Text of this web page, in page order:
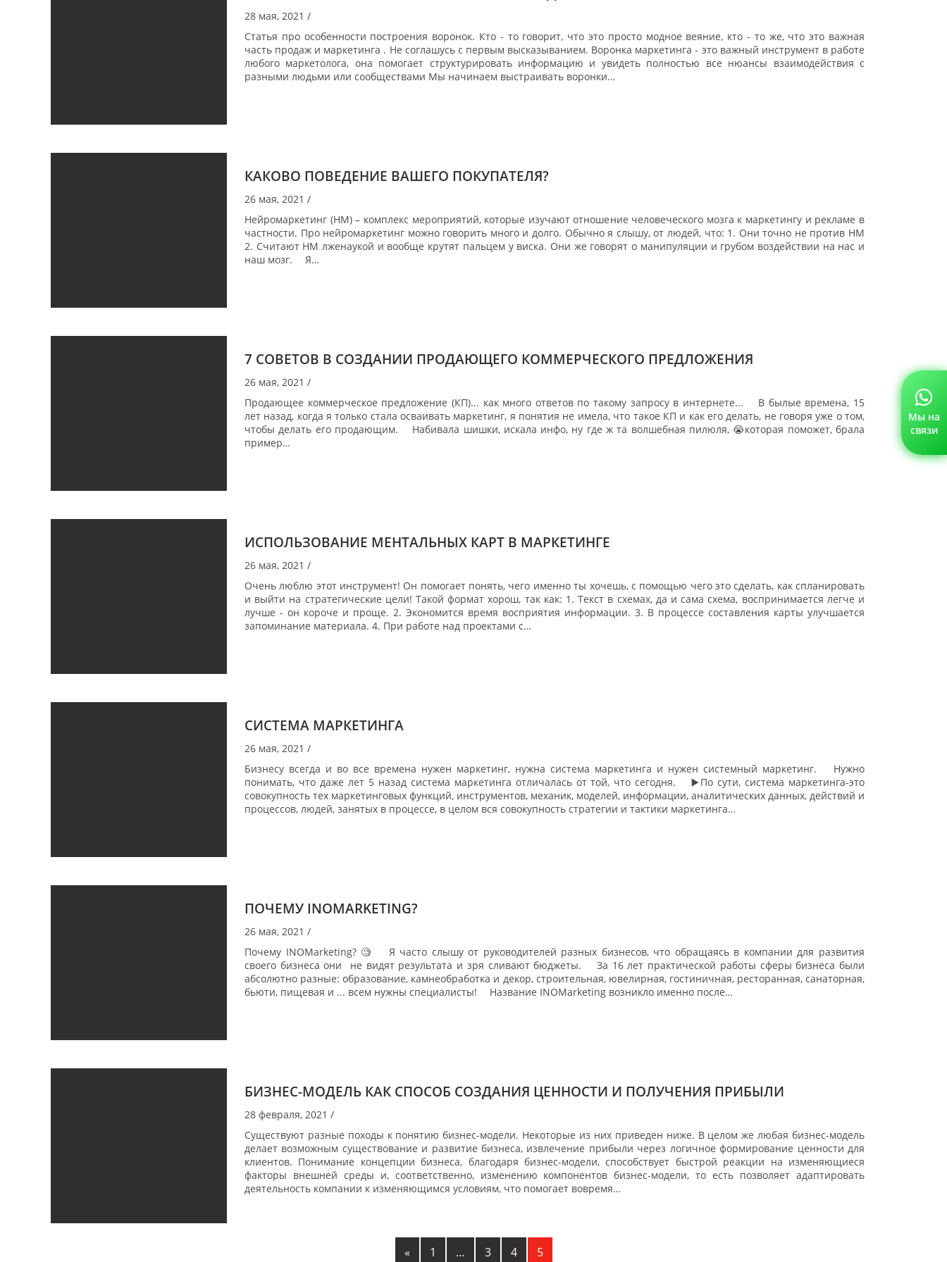
Мы на
связи
28 мая, 2021 /
Статья про особенности построения воронок. Кто - то говорит, что это просто модное веяние, кто - то же, что это важная
часть продаж и маркетинга . Не соглашусь с первым высказыванием. Воронка маркетинга - это важный инструмент в работе
любого маркетолога, она помогает структурировать информацию и увидеть полностью все нюансы взаимодействия с
разными людьми или сообществами Мы начинаем выстраивать воронки…
КАКОВО ПОВЕДЕНИЕ ВАШЕГО ПОКУПАТЕЛЯ?
26 мая, 2021 /
Нейромаркетинг (НМ) – комплекс мероприятий, которые изучают отношение человеческого мозга к маркетингу и рекламе в
частности. Про нейромаркетинг можно говорить много и долго. Обычно я слышу, от людей, что: 1. Они точно не против НМ
2. Считают НМ лженаукой и вообще крутят пальцем у виска. Они же говорят о манипуляции и грубом воздействии на нас и
наш мозг. ⠀ Я…
7 СОВЕТОВ В СОЗДАНИИ ПРОДАЮЩЕГО КОММЕРЧЕСКОГО ПРЕДЛОЖЕНИЯ
26 мая, 2021 /
Продающее коммерческое предложение (КП)... как много ответов по такому запросу в интернете... ⠀ В былые времена, 15
лет назад, когда я только стала осваивать маркетинг, я понятия не имела, что такое КП и как его делать, не говоря уже о том,
чтобы делать его продающим. ⠀ Набивала шишки, искала инфо, ну где ж та волшебная пилюля, 😭которая поможет, брала
пример…
ИСПОЛЬЗОВАНИЕ МЕНТАЛЬНЫХ КАРТ В МАРКЕТИНГЕ
26 мая, 2021 /
Очень люблю этот инструмент! Он помогает понять, чего именно ты хочешь, с помощью чего это сделать, как спланировать
и выйти на стратегические цели! Такой формат хорош, так как: 1. Текст в схемах, да и сама схема, воспринимается легче и
лучше - он короче и проще. 2. Экономится время восприятия информации. 3. В процессе составления карты улучшается
запоминание материала. 4. При работе над проектами с…
СИСТЕМА МАРКЕТИНГА
26 мая, 2021 /
Бизнесу всегда и во все времена нужен маркетинг, нужна система маркетинга и нужен системный маркетинг. ⠀ Нужно
понимать, что даже лет 5 назад система маркетинга отличалась от той, что сегодня. ⠀ ▶️По сути, система маркетинга-это
совокупность тех маркетинговых функций, инструментов, механик, моделей, информации, аналитических данных, действий и
процессов, людей, занятых в процессе, в целом вся совокупность стратегии и тактики маркетинга…
ПОЧЕМУ INOMARKETING?
26 мая, 2021 /
Почему INOMarketing? 🧐 ⠀ Я часто слышу от руководителей разных бизнесов, что обращаясь в компании для развития
своего бизнеса они не видят результата и зря сливают бюджеты. ⠀ За 16 лет практической работы сферы бизнеса были
абсолютно разные: образование, камнеобработка и декор, строительная, ювелирная, гостиничная, ресторанная, санаторная,
бьюти, пищевая и ... всем нужны специалисты! ⠀ Название INOMarketing возникло именно после…
БИЗНЕС-МОДЕЛЬ КАК СПОСОБ СОЗДАНИЯ ЦЕННОСТИ И ПОЛУЧЕНИЯ ПРИБЫЛИ
28 февраля, 2021 /
Существуют разные походы к понятию бизнес-модели. Некоторые из них приведен ниже. В целом же любая бизнес-модель
делает возможным существование и развитие бизнеса, извлечение прибыли через логичное формирование ценности для
клиентов. Понимание концепции бизнеса, благодаря бизнес-модели, способствует быстрой реакции на изменяющиеся
факторы внешней среды и, соответственно, изменению компонентов бизнес-модели, то есть позволяет адаптировать
деятельность компании к изменяющимся условиям, что помогает вовремя…
« 1 … 3 4 5